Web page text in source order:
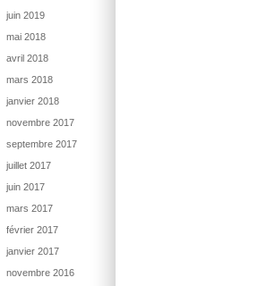
juin 2019
mai 2018
avril 2018
mars 2018
janvier 2018
novembre 2017
septembre 2017
juillet 2017
juin 2017
mars 2017
février 2017
janvier 2017
novembre 2016